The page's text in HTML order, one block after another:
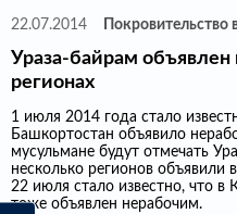
22.07.2014 Покровительство
Ураза-байрам
регионах
1 июля 2014 года стало
Башкортостан объявило
мусульмане будут отмечать
несколько регионов объявили
22 июля стало известно, что
тоже объявлен нерабочим.